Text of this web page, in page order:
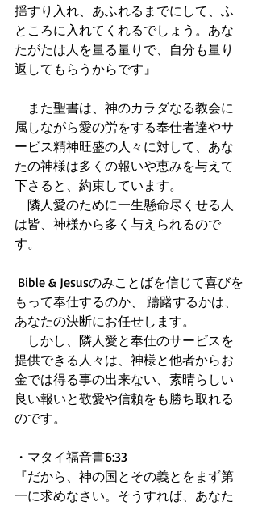
揺すり入れ、あふれるまでにして、ふ
ところに入れてくれるでしょう。あな
たがたは人を量る量りで、自分も量り
返してもらうからです』
また聖書は、神のカラダなる教会に
属しながら愛の労をする奉仕者達やサ
ービス精神旺盛の人々に対して、あな
たの神様は多くの報いや恵みを与えて
下さると、約束しています。
隣人愛のために一生懸命尽くせる人
は皆、神様から多く与えられるので
す。
もって奉仕するのか、 躊躇するかは、
あなたの決断にお任せします。
しかし、隣人愛と奉仕のサービスを
提供できる人々は、神様と他者からお
金では得る事の出来ない、素晴らしい
良い報いと敬愛や信頼をも勝ち取れる
のです。
・マタイ福音書6:33
『だから、神の国とその義とをまず第
一に求めなさい。そうすれば、あなた